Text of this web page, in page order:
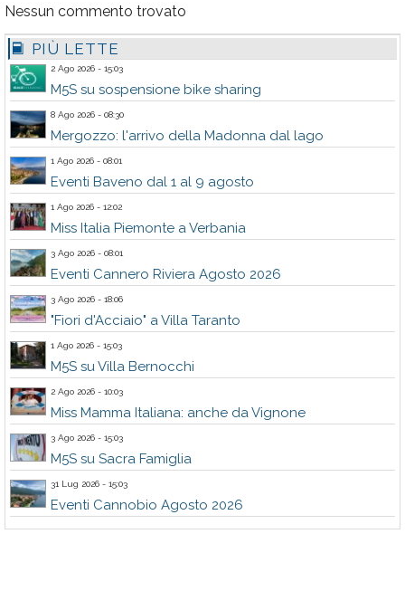
Nessun commento trovato
PIÙ LETTE
2 Ago 2026 - 15:03
M5S su sospensione bike sharing
8 Ago 2026 - 08:30
Mergozzo: l'arrivo della Madonna dal lago
1 Ago 2026 - 08:01
Eventi Baveno dal 1 al 9 agosto
1 Ago 2026 - 12:02
Miss Italia Piemonte a Verbania
3 Ago 2026 - 08:01
Eventi Cannero Riviera Agosto 2026
3 Ago 2026 - 18:06
"Fiori d'Acciaio" a Villa Taranto
1 Ago 2026 - 15:03
M5S su Villa Bernocchi
2 Ago 2026 - 10:03
Miss Mamma Italiana: anche da Vignone
3 Ago 2026 - 15:03
M5S su Sacra Famiglia
31 Lug 2026 - 15:03
Eventi Cannobio Agosto 2026